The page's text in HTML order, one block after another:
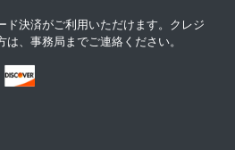
ド決済がご利用いただけます。クレジ
、事務局までご連絡ください。